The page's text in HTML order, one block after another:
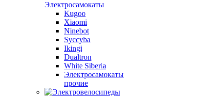
Электросамокаты
Kugoo
Xiaomi
Ninebot
Syccyba
Ikingi
Dualtron
White Siberia
Электросамокаты
прочие